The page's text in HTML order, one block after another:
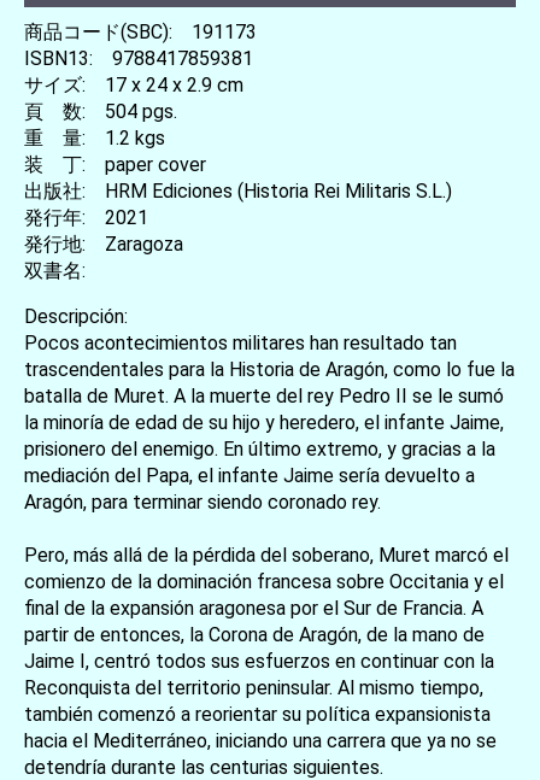
商品コード(SBC): 191173
ISBN13: 9788417859381
サイズ: 17 x 24 x 2.9 cm
頁 数: 504 pgs.
重 量: 1.2 kgs
装 丁: paper cover
出版社: HRM Ediciones (Historia Rei Militaris S.L.)
発行年: 2021
発行地: Zaragoza
双書名:
Descripción:
Pocos acontecimientos militares han resultado tan
trascendentales para la Historia de Aragón, como lo fue la
batalla de Muret. A la muerte del rey Pedro II se le sumó
la minoría de edad de su hijo y heredero, el infante Jaime,
prisionero del enemigo. En último extremo, y gracias a la
mediación del Papa, el infante Jaime sería devuelto a
Aragón, para terminar siendo coronado rey.
Pero, más allá de la pérdida del soberano, Muret marcó el
comienzo de la dominación francesa sobre Occitania y el
final de la expansión aragonesa por el Sur de Francia. A
partir de entonces, la Corona de Aragón, de la mano de
Jaime I, centró todos sus esfuerzos en continuar con la
Reconquista del territorio peninsular. Al mismo tiempo,
también comenzó a reorientar su política expansionista
hacia el Mediterráneo, iniciando una carrera que ya no se
detendría durante las centurias siguientes.